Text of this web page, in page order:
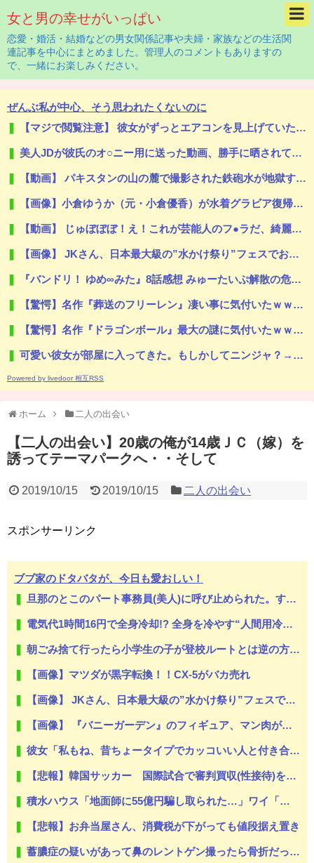
女と男の幸せがいっぱい
恋愛・婚活・結婚などの男女関係記事や夫婦・家族などの生活関
連記事を中心にまとめました。管理人のコメントもありますの
で、一緒にお楽しみください。
ぜんぶ私が中心、そう思われたくないのに
【マジで閲覧注意】 彼女がずっとエアコンを見上げていた。どうしたの？つけた方がいい？ → その時はまだ、本当の理由を知りませんでした…
美人JDが彼氏のオ○ニー用に送った動画、勝手に晒されて学校中の”共有オカズ” にされる
【動画】 パキスタンの山の麓で撮影された鉄砲水が地獄すぎる。
【画像】小倉ゆうか（元・小倉優香）が水着グラビア復帰ｗｗｗｗｗｗｗｗｗｗｗ
【動画】 じゅぼぼぼ！え！これが芸能人のフ●ラだ、綺麗な顔とお口でこんなことしているだ 笑
【画像】 JKさん、日本最大級の”水かけ祭り”フェスでおっ〇ぱい丸見え！大量ぶっかけハプニングｗｗｗ
『バンドリ！ ゆめ∞みた』8話感想 みゅーたいぷ解散の危機！？
【驚愕】名作『葬送のフリーレン』凄い事に気付いたｗｗｗｗ「ヒンメル」とか「南の勇者」みたいなヒョロガリが最強なの違和感やわ…もしかして…
【驚愕】名作『ドラゴンボール』最大の謎に気付いたｗｗｗｗ『ドラゴンボール』唯一にして最大の謎がこちら…凄すぎる…
可愛い彼女が部屋に入ってきた。もしかしてニンジャ？→スタイリッシュな動きはこちらです…
Powered by livedoor 相互RSS
ホーム 二人の出会い
【二人の出会い】20歳の俺が14歳ＪＣ（嫁）を
誘ってテーマパークへ・・そして
2019/10/15 2019/10/15 二人の出会い
スポンサーリンク
ブブ家のドタバタが、今日も愛おしい！
旦那のとこのパート事務員(美人)に呼び止められた。すると「あんな物(昼食)を旦那さんに食べさせるなんて信じられない！」と言い出し...
電気代1時間16円で全身冷却!? 全身を冷やす“人間用冷蔵庫”『ど冷えもんBOX』→工事現場やゴルフ場で導入続々と話題
朝ごみ捨て行ったら小学生の子が登校ルートとは逆の方に歩いてた
【画像】マツダが黒字転換！！CX-5がバカ売れ
【画像】 JKさん、日本最大級の”水かけ祭り”フェスでおっ〇ぱい丸見え！大量ぶっかけハプニングｗｗｗ
【画像】 『バニーガーデン』のフィギュア、マン肉が見えてしまう
彼女「私もね、昔ちょータイプでカッコいい人と付き合ってたんだけど」俺「うん」→…最悪なことを白状する
【悲報】韓国サッカー 国際試合で審判買収(性接待)をしてた模様wwwwwwwwwwwwwwwwwwwwwwwwwwwwwwwwwwwwwwwwwwwwwwwww
積水ハウス「地面師に55億円騙し取られた…」ワイ「はえーかわいそう…会社滅茶苦茶やろなぁ」
【悲報】お弁当屋さん、消費税が下がっても値段据え置き
蓄膿症の疑いがあって鼻のレントゲン撮ったら骨折だった。そういや幼稚園の頃顔面着地したことがあったが、 母ちゃん当時気づかなかったのかよ・・・